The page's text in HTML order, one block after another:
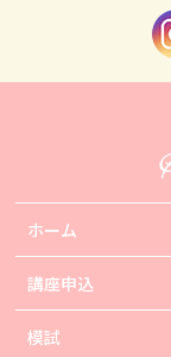
ホーム
講座申込
模試